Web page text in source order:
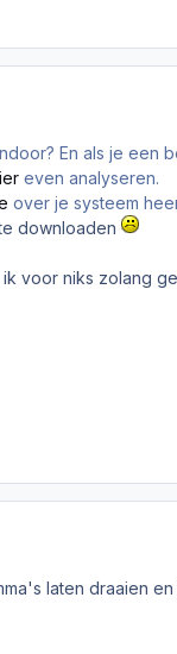
En als je een
even analyseren.
over je systeem
downloaden
voor niks zolang
laten draaien